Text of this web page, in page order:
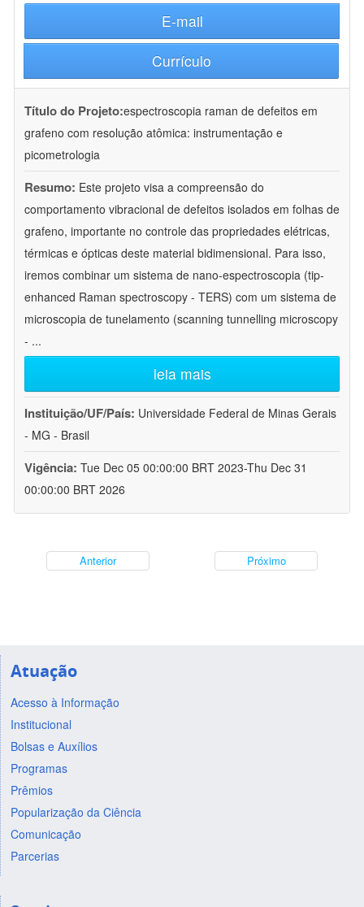
E-mail
Currículo
Título do Projeto:espectroscopia raman de defeitos em
grafeno com resolução atômica: instrumentação e
picometrologia
Resumo: Este projeto visa a compreensão do
comportamento vibracional de defeitos isolados em folhas de
grafeno, importante no controle das propriedades elétricas,
térmicas e ópticas deste material bidimensional. Para isso,
iremos combinar um sistema de nano-espectroscopia (tip-
enhanced Raman spectroscopy - TERS) com um sistema de
microscopia de tunelamento (scanning tunnelling microscopy
- ...
leia mais
Instituição/UF/País: Universidade Federal de Minas Gerais
- MG - Brasil
Vigência: Tue Dec 05 00:00:00 BRT 2023-Thu Dec 31
00:00:00 BRT 2026
Anterior Próximo
Atuação
Acesso à Informação
Institucional
Bolsas e Auxílios
Programas
Prêmios
Popularização da Ciência
Comunicação
Parcerias